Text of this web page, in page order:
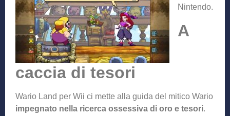
Nintendo.
A
caccia di tesori
Wario Land per Wii ci mette alla guida del mitico Wario
impegnato nella ricerca ossessiva di oro e tesori.